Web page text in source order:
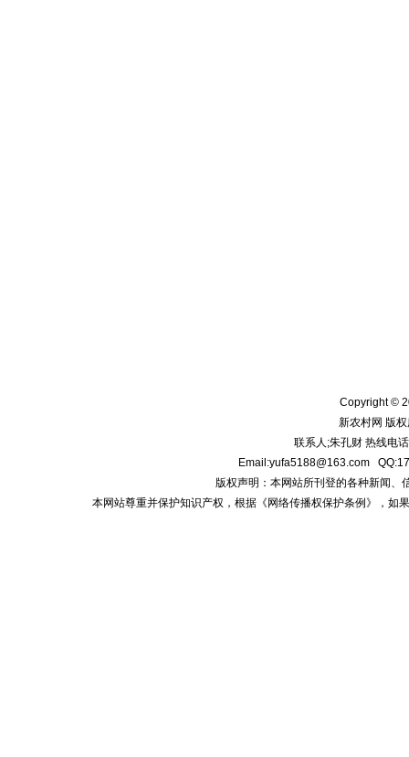
Copyright ©
新农村网 版
联系人;朱孔财 热线电
Email:yufa5188@163.com
版权声明：本网站所刊登的各种新闻、
本网站尊重并保护知识产权，根据《网络传播权保护条例》，如